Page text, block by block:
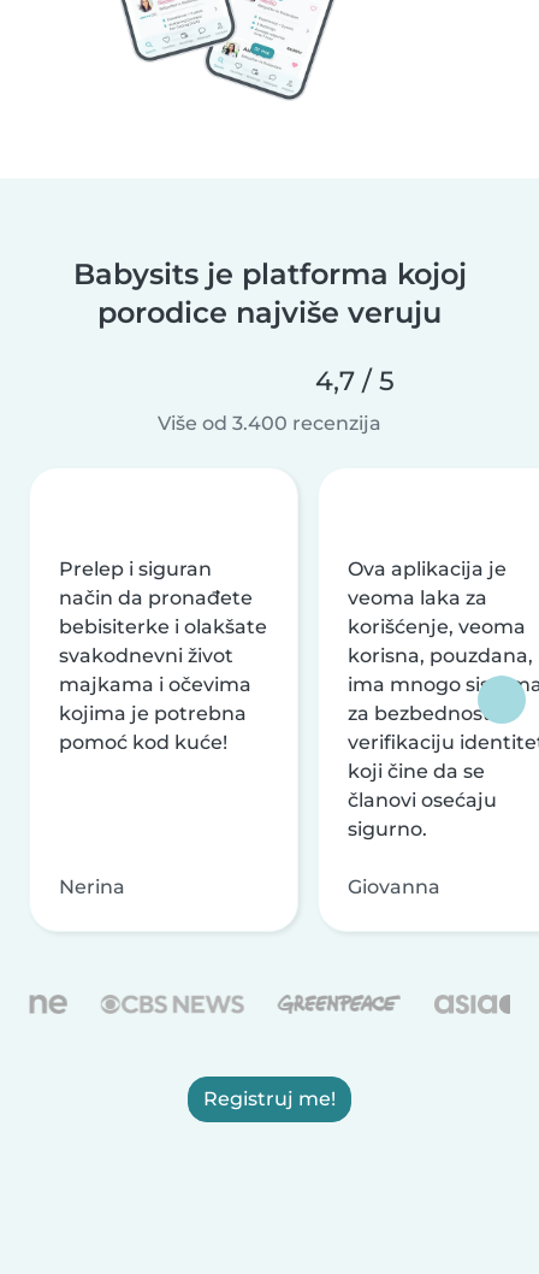
Babysits je platforma kojoj
porodice najviše veruju
4,7 / 5
Više od 3.400 recenzija
Prelep i siguran
način da pronađete
bebisiterke i olakšate
svakodnevni život
majkama i očevima
kojima je potrebna
pomoć kod kuće!
Nerina
Ova aplikacija je
veoma laka za
korišćenje, veoma
korisna, pouzdana,
ima mnogo
za bezbednost i
verifikaciju
koji čine da se
članovi osećaju
sigurno.
Giovanna
Registruj me!